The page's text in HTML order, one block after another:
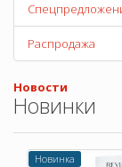
Распродажа
Новости
Новинки
Новинка